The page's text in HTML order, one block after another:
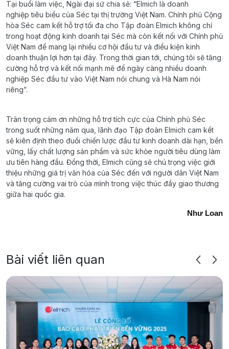
Tại buổi làm việc, Ngài đại sứ chia sẻ: “Elmich là doanh
nghiệp tiêu biểu của Séc tại thị trường Việt Nam. Chính phủ Cộng
hòa Séc cam kết hỗ trợ tối đa cho Tập đoàn Elmich không chỉ
trong hoạt động kinh doanh tại Séc mà còn kết nối với Chính phủ
Việt Nam để mang lại nhiều cơ hội đầu tư và điều kiện kinh
doanh thuận lợi hơn tại đây. Trong thời gian tới, chúng tôi sẽ tăng
cường hỗ trợ và kết nối mạnh mẽ để ngày càng nhiều doanh
nghiệp Séc đầu tư vào Việt Nam nói chung và Hà Nam nói
riêng”.
Trân trọng cảm ơn những hỗ trợ tích cực của Chính phủ Séc
trong suốt những năm qua, lãnh đạo Tập đoàn Elmich cam kết
sẽ kiên định theo đuổi chiến lược đầu tư kinh doanh dài hạn, bền
vững, lấy chất lượng sản phẩm và sức khỏe người tiêu dùng làm
ưu tiên hàng đầu. Đồng thời, Elmich cũng sẽ chú trọng việc giới
thiệu những giá trị văn hóa của Séc đến với người dân Việt Nam
và tăng cường vai trò của mình trong việc thúc đẩy giao thương
giữa hai quốc gia.
Như Loan
Bài viết liên quan